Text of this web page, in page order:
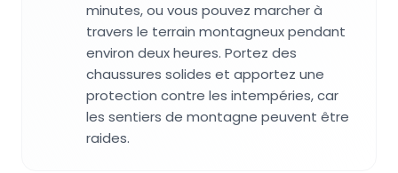
minutes, ou vous pouvez marcher à
travers le terrain montagneux pendant
environ deux heures. Portez des
chaussures solides et apportez une
protection contre les intempéries, car
les sentiers de montagne peuvent être
raides.